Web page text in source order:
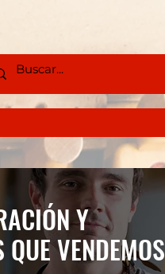
Y
VENDEMOS